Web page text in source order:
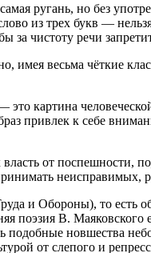
ругань, но без
из трех букв —
за чистоту речи
имея весьма чёткие
картина
привлек к себе
от
неисправимых,
и Обороны), то есть
поэзия В.
новшества
от слепого и